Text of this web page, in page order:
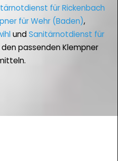
für Rickenbach
für Wehr (Baden),
undSanitärnotdienst für
den passenden Klempner